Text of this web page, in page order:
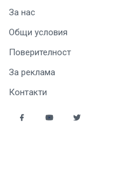
За нас
Общи условия
Поверителност
За реклама
Контакти